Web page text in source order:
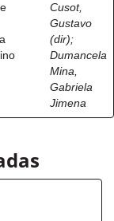
Cusot,
Gustavo
(dir);
Dumancela
Mina,
Gabriela
Jimena